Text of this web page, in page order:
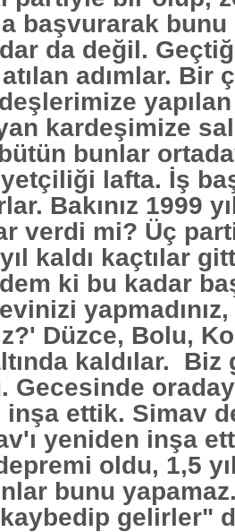
başvurarak bunu
da değil.
adımlar. Bir
yapılan
kardeşimize
bunlar
lafta. İş
Bakınız 1999
verdi mi? Üç
kaldı kaçtılar
ki bu kadar
yapmadınız,
Düzce, Bolu,
kaldılar.
Gecesinde
ettik. Simav
yeniden inşa
oldu, 1,5
bunu
gelirler"